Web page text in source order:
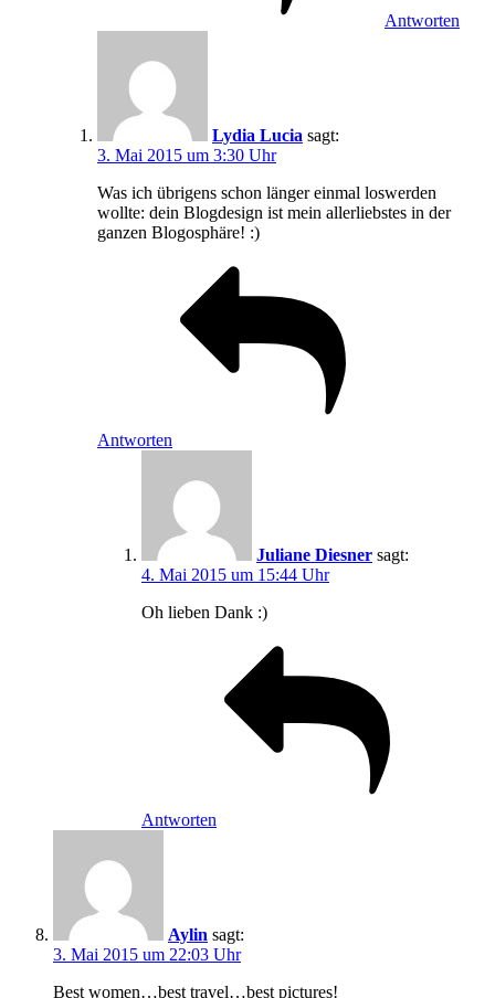
Antworten
Lydia Lucia sagt:
3. Mai 2015 um 3:30 Uhr
Was ich übrigens schon länger einmal loswerden
wollte: dein Blogdesign ist mein allerliebstes in der
ganzen Blogosphäre! :)
Antworten
Juliane Diesner sagt:
4. Mai 2015 um 15:44 Uhr
Oh lieben Dank :)
Antworten
Aylin sagt:
3. Mai 2015 um 22:03 Uhr
Best women…best travel…best pictures!